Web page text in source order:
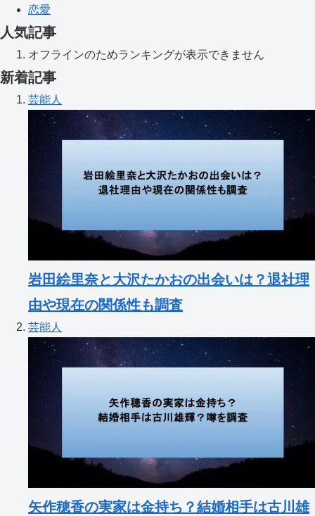
恋愛
人気記事
オフラインのためランキングが表示できません
新着記事
芸能人
岩田絵里奈と大沢たかおの出会いは？退社理
由や現在の関係性も調査
芸能人
矢作穂香の実家は金持ち？結婚相手は古川雄